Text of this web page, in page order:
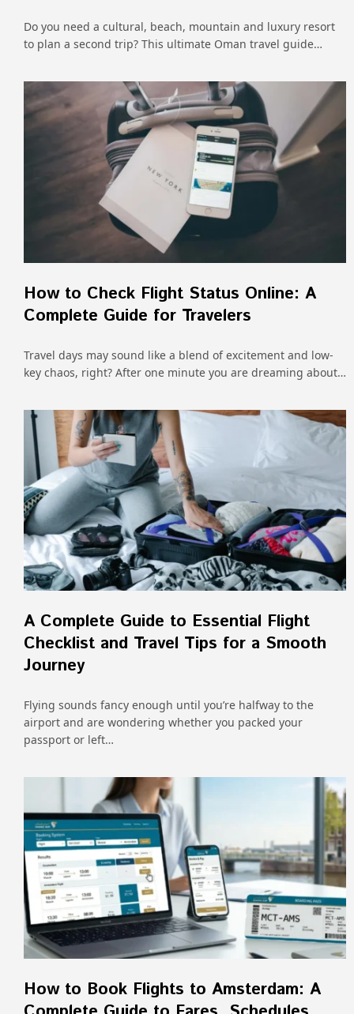
Do you need a cultural, beach, mountain and luxury resort
to plan a second trip? This ultimate Oman travel guide…
How to Check Flight Status Online: A
Complete Guide for Travelers
Travel days may sound like a blend of excitement and low-
key chaos, right? After one minute you are dreaming about…
A Complete Guide to Essential Flight
Checklist and Travel Tips for a Smooth
Journey
Flying sounds fancy enough until you’re halfway to the
airport and are wondering whether you packed your
passport or left…
How to Book Flights to Amsterdam: A